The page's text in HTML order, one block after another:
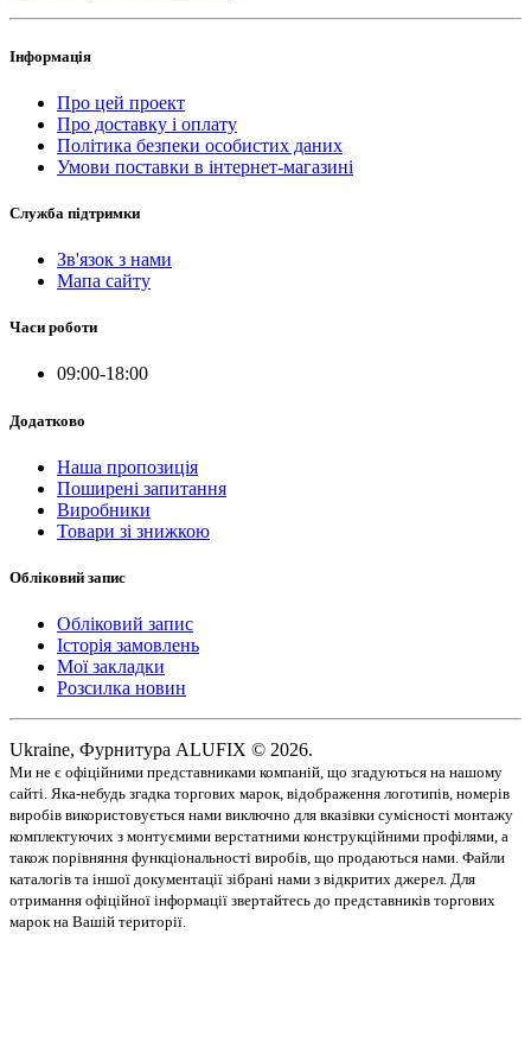
Інформація
Про цей проект
Про доставку і оплату
Політика безпеки особистих даних
Умови поставки в інтернет-магазині
Служба підтримки
Зв'язок з нами
Мапа сайту
Часи роботи
09:00-18:00
Додатково
Наша пропозиція
Поширені запитання
Виробники
Товари зі знижкою
Обліковий запис
Обліковий запис
Історія замовлень
Мої закладки
Розсилка новин
Ukraine, Фурнитура ALUFIX © 2026.
Ми не є офіційними представниками компаній, що згадуються на нашому
сайті. Яка-небудь згадка торгових марок, відображення логотипів, номерів
виробів використовується нами виключно для вказівки сумісності монтажу
комплектуючих з монтуємими верстатними конструкційними профілями, а
також порівняння функціональності виробів, що продаються нами. Файли
каталогів та іншої документації зібрані нами з відкритих джерел. Для
отримання офіційної інформації звертайтесь до представників торгових
марок на Вашій території.